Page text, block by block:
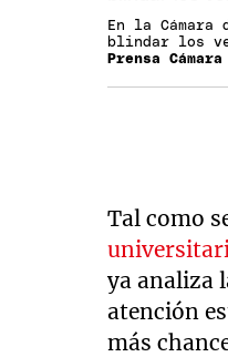
En la
blindar los
Prensa
Tal como
ya analiza
atención
más